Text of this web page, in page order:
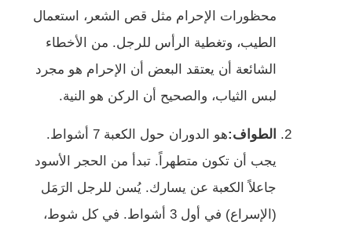
محظورات الإحرام مثل قص الشعر، استعمال
الطيب، وتغطية الرأس للرجل. من الأخطاء
الشائعة أن يعتقد البعض أن الإحرام هو مجرد
لبس الثياب، والصحيح أن الركن هو النية.
الطواف:
هو الدوران حول الكعبة 7 أشواط.
يجب أن تكون متطهراً. تبدأ من الحجر الأسود
جاعلاً الكعبة عن يسارك. يُسن للرجل الرَمَل
(الإسراع) في أول 3 أشواط. في كل شوط،